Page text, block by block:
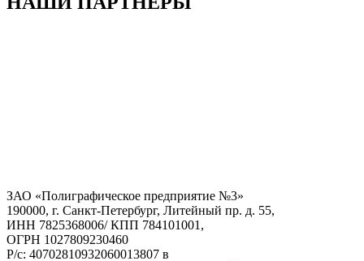
ЗАО «Полиграфическое предприятие №3»
190000, г. Санкт-Петербург, Литейный пр. д. 55,
ИНН 7825368006/ КПП 784101001,
ОГРН 1027809230460
Р/с: 40702810932060013807 в